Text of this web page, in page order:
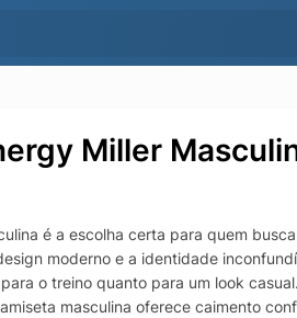
Miller
é a escolha certa para quem
moderno e a identidade
o treino quanto para um look casual.
masculina oferece caimento